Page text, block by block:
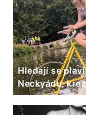
Hledají se
Neckyádu,